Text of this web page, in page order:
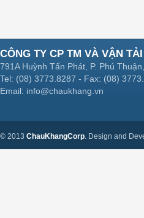
CÔNG TY CP TM VÀ VẬN
791A Huỳnh Tấn Phát, P. Phú
Tel: (08) 3773.8287 - Fax: (08)
Email: info@chaukhang.vn
© 2013 ChauKhangCorp. Design and